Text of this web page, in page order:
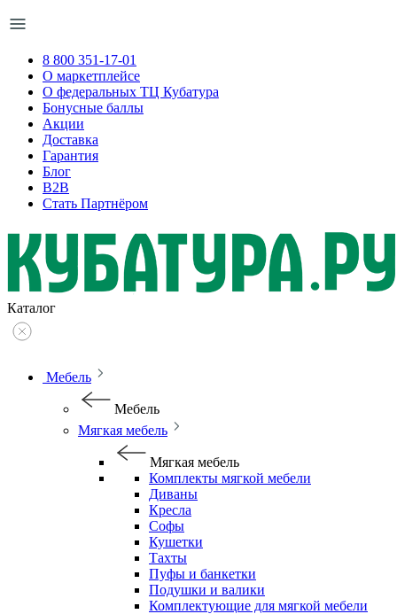
8 800 351-17-01
О маркетплейсе
О федеральных ТЦ Кубатура
Бонусные баллы
Акции
Доставка
Гарантия
Блог
B2B
Стать Партнёром
Каталог
Мебель
Мебель
Мягкая мебель
Мягкая мебель
Комплекты мягкой мебели
Диваны
Кресла
Софы
Кушетки
Тахты
Пуфы и банкетки
Подушки и валики
Комплектующие для мягкой мебели